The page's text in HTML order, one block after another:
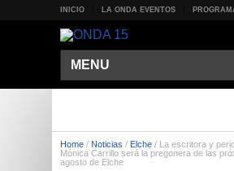
INICIO LA ONDA EVENTOS
MENU
Home / Noticias / Elche / La escritora y
Mónica Carrillo será la pregonera de las
agosto de Elche